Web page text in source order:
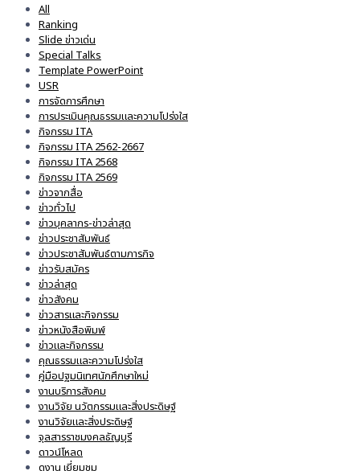
All
Ranking
Slide ข่าวเด่น
Special Talks
Template PowerPoint
USR
การจัดการศึกษา
การประเมินคุณธรรมและความโปร่งใส
กิจกรรม ITA
กิจกรรม ITA 2562-2667
กิจกรรม ITA 2568
กิจกรรม ITA 2569
ข่าวจากสื่อ
ข่าวทั่วไป
ข่าวบุคลากร-ข่าวล่าสุด
ข่าวประชาสัมพันธ์
ข่าวประชาสัมพันธ์ตามภารกิจ
ข่าวรับสมัคร
ข่าวล่าสุด
ข่าวสังคม
ข่าวสารและกิจกรรม
ข่าวหนังสือพิมพ์
ข่าวและกิจกรรม
คุณธรรมและความโปร่งใส
คู่มือปฐมนิเทศนักศึกษาใหม่
งานบริการสังคม
งานวิจัย นวัตกรรมและสิ่งประดิษฐ์
งานวิจัยและสิ่งประดิษฐ์
จุลสารราชมงคลธัญบุรี
ดาวน์โหลด
ดูงาน เยี่ยมชม